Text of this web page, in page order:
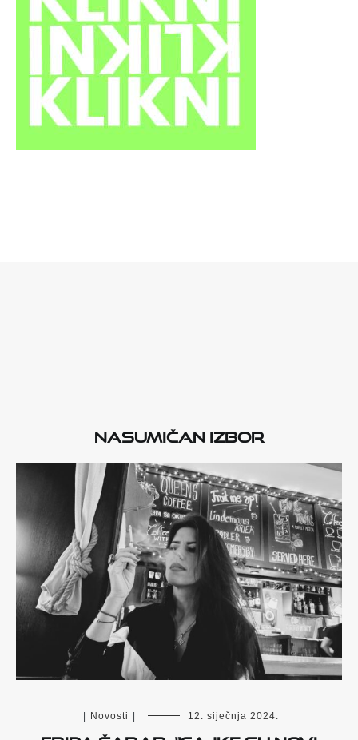
Nasumičan izbor
| Novosti | 12. siječnja 2024.